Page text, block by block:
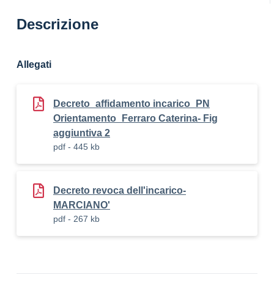
Descrizione
Allegati
Decreto_affidamento incarico_PN
Orientamento_Ferraro Caterina- Fig
aggiuntiva 2
pdf - 445 kb
Decreto revoca dell'incarico-
MARCIANO'
pdf - 267 kb